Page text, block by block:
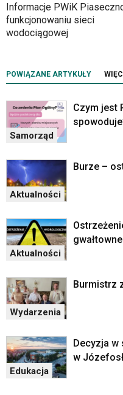
strzałek
odpowiadających
klawiaturowych
czytniku
oraz
mogą
dedykowane
skróty
przyjęte
dla
danej
platformy.
Informacje PWiK
funkcjonowaniu sieci
wodociągowej
POWIĄZANE ARTYKUŁY
Samorząd
Czym jest
Aktualności
Burze –
Aktualności
Wydarzenia
Burmistrz
Edukacja
Decyzja w
w